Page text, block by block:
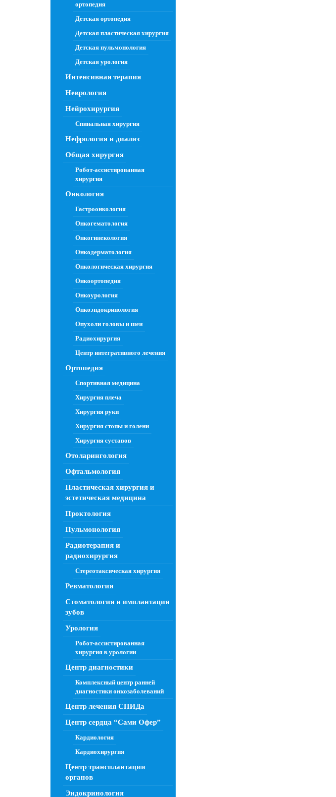
ортопедия
Детская ортопедия
Детская пластическая хирургия
Детская пульмонология
Детская урология
Интенсивная терапия
Неврология
Нейрохирургия
Спинальная хирургия
Нефрология и диализ
Общая хирургия
Робот-ассистированная
хирургия
Онкология
Гастроонкология
Онкогематология
Онкогинекология
Онкодерматология
Онкологическая хирургия
Онкоортопедия
Онкоурология
Онкоэндокринология
Опухоли головы и шеи
Радиохирургия
Центр интегративного лечения
Ортопедия
Спортивная медицина
Хирургия плеча
Хирургия руки
Хирургия стопы и голени
Хирургия суставов
Отоларингология
Офтальмология
Пластическая хирургия и
эстетическая медицина
Проктология
Пульмонология
Радиотерапия и
радиохирургия
Стереотаксическая хирургия
Ревматология
Стоматология и имплантация
зубов
Урология
Робот-ассистированная
хирургия в урологии
Центр диагностики
Комплексный центр ранней
диагностики онкозаболеваний
Центр лечения СПИДа
Центр сердца “Сами Офер”
Кардиология
Кардиохирургия
Центр трансплантации
органов
Эндокринология